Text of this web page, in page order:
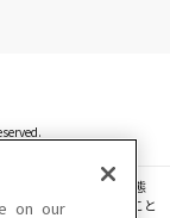
～
音声等を、手段や形態
ファイル化などすること
on our